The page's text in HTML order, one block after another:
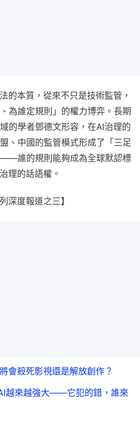
的本質，從來不只是技術監管，
為誰定規則」的權力博弈。長期
的學者鄧德文形容，在AI治理的
、中國的監管模式形成了「三足
誰的規則能夠成為全球默認標
理的話語權。
深度報道之三】
會殺死影視還是解放創作？
越來越強大——它犯的錯，誰來